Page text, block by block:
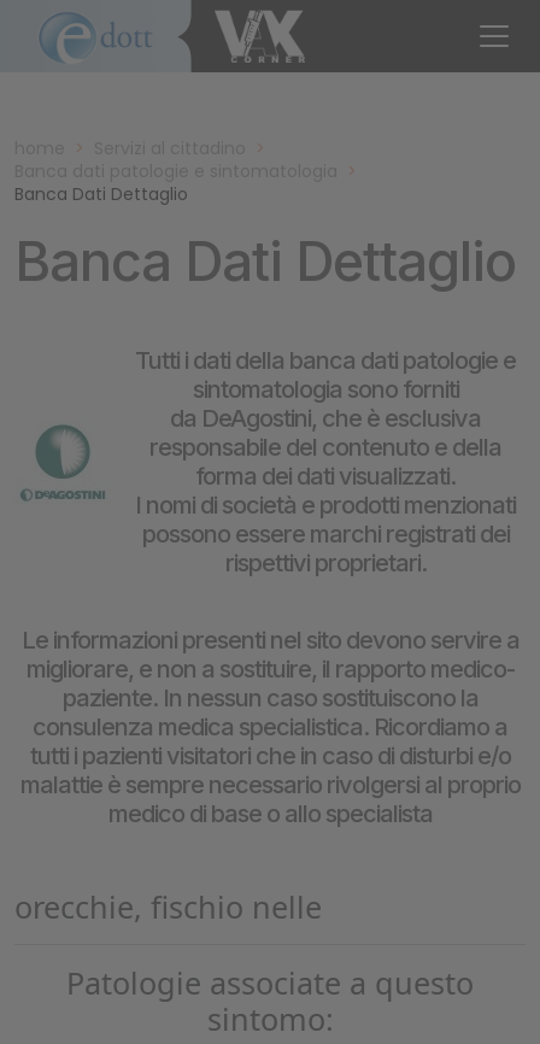
>
>
>
Banca Dati Dettaglio
Banca Dati Dettaglio
Tutti i dati della banca dati patologie e
sintomatologia sono forniti
da DeAgostini, che è esclusiva
responsabile del contenuto e della
forma dei dati visualizzati.
I nomi di società e prodotti menzionati
possono essere marchi registrati dei
rispettivi proprietari.
Le informazioni presenti nel sito devono servire a
migliorare, e non a sostituire, il rapporto medico-
paziente. In nessun caso sostituiscono la
consulenza medica specialistica. Ricordiamo a
tutti i pazienti visitatori che in caso di disturbi e/o
malattie è sempre necessario rivolgersi al proprio
medico di base o allo specialista
orecchie, fischio nelle
Patologie associate a questo
sintomo: